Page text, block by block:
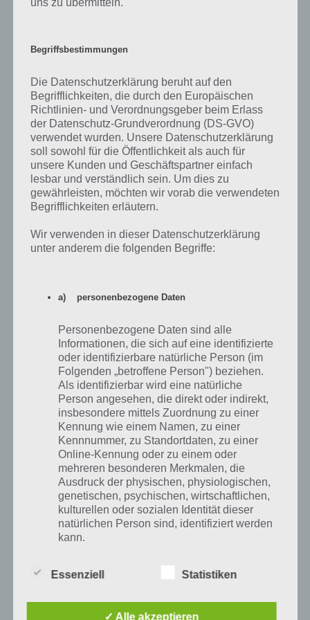
kannst, haben wir nachfolgend ein Gameplay Video eingebunden.
App herunterladen
erschienen ist, der zuletzt sogar eine Kooperation mit Angry Birds
eingegangen ist, ist nun Sonic Runners erschienen. Dieser ähnelt
stark dem ersten Teil und ist ein Sidescroller. Hierbei läuft Sonic
selber, du musst nur noch im richtigen Moment springen, Münzen
einsammeln und Hindernissen ausweichen. Dank einer hohen
Geschwindigkeit ist Sonic Runners eine gute Herausforderung.
Erhältlich ist die App nun weltweit. Heruntergeladen werden kann
Sonic Runners für iPhone, iPad und Android.
Sonic Runners für Android im Google Play
Sonic Runners ist kostenlos im Google Play Store erhältlich. Dabei
können.
App für iPhone, iPad und iPod Touch im
uns zu übermitteln.
Begriffsbestimmungen
Die Datenschutzerklärung beruht auf den
Begrifflichkeiten, die durch den Europäischen
Richtlinien- und Verordnungsgeber beim Erlass
der Datenschutz-Grundverordnung (DS-GVO)
verwendet wurden. Unsere Datenschutzerklärung
soll sowohl für die Öffentlichkeit als auch für
unsere Kunden und Geschäftspartner einfach
lesbar und verständlich sein. Um dies zu
gewährleisten, möchten wir vorab die verwendeten
Begrifflichkeiten erläutern.
Wir verwenden in dieser Datenschutzerklärung
unter anderem die folgenden Begriffe:
a) personenbezogene Daten
Personenbezogene Daten sind alle
Informationen, die sich auf eine identifizierte
oder identifizierbare natürliche Person (im
Folgenden „betroffene Person") beziehen.
Als identifizierbar wird eine natürliche
Person angesehen, die direkt oder indirekt,
insbesondere mittels Zuordnung zu einer
Kennung wie einem Namen, zu einer
Kennnummer, zu Standortdaten, zu einer
Online-Kennung oder zu einem oder
mehreren besonderen Merkmalen, die
Ausdruck der physischen, physiologischen,
genetischen, psychischen, wirtschaftlichen,
kulturellen oder sozialen Identität dieser
natürlichen Person sind, identifiziert werden
kann.
Betroffene Person ist jede identifizierte oder
Essenziell Statistiken
✓ Alle akzeptieren